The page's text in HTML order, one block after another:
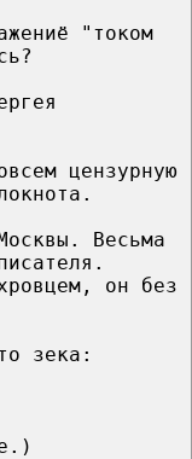
"током
цензурную
Весьма
он без
зека: